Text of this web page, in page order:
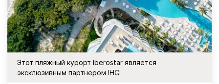
Этот пляжный курорт Iberostar является
эксклюзивным партнером IHG